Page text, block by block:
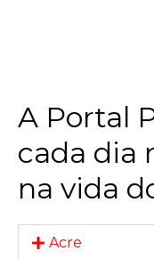
A Portal
cada dia
na vida
Acre